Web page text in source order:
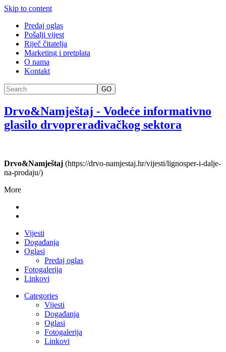
Skip to content
Predaj oglas
Pošalji vijest
Riječ čitatelja
Marketing i pretplata
O nama
Kontakt
GO
Drvo&Namještaj - Vodeće informativno
glasilo drvoprerađivačkog sektora
Drvo&Namještaj (https://drvo-namjestaj.hr/vijesti/lignosper-i-dalje-
na-prodaju/)
More
Vijesti
Događanja
Oglasi
Predaj oglas
Fotogalerija
Linkovi
Categories
Vijesti
Događanja
Oglasi
Fotogalerija
Linkovi